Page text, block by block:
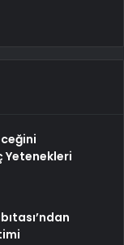
Yetenekleri